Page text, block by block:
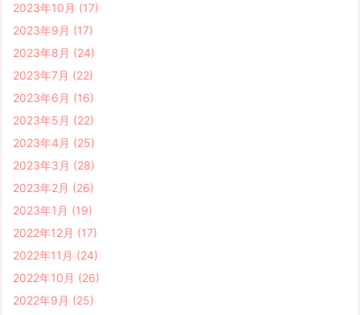
2023年10月 (17)
2023年9月 (17)
2023年8月 (24)
2023年7月 (22)
2023年6月 (16)
2023年5月 (22)
2023年4月 (25)
2023年3月 (28)
2023年2月 (26)
2023年1月 (19)
2022年12月 (17)
2022年11月 (24)
2022年10月 (26)
2022年9月 (25)